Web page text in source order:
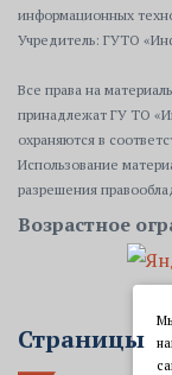
информационных
Учредитель: ГУТО
Все права на
принадлежат ГУ ТО
охраняются в
Использование
разрешения
Возрастное
Страницы